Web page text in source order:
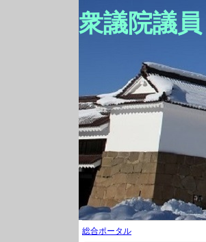
衆議院議
総合ポータル